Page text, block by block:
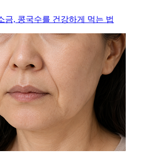
금, 콩국수를 건강하게 먹는 법